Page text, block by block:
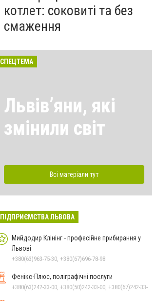
котлет: соковиті та без
смаження
СПЕЦТЕМА
Львівʼяни, які
змінили світ
Всі матеріали тут
ПІДПРИЄМСТВА ЛЬВОВА
Мийдодир Клінінг - професійне прибирання у
Львові
+380(63)963-75-30, +380(67)696-78-98
Фенікс-Плюс, поліграфічні послуги